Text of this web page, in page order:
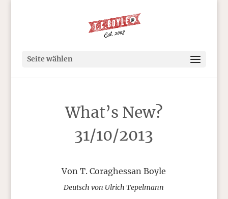
Seite wählen
What’s New?
31/10/2013
Von T. Coraghessan Boyle
Deutsch von Ulrich Tepelmann